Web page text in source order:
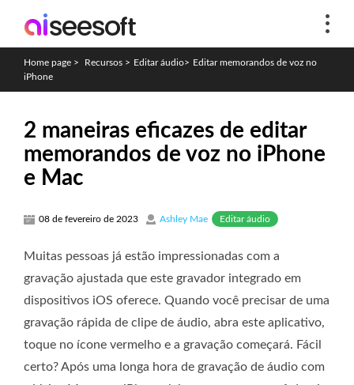
Home page > Recursos > Editar áudio> Editar memorandos de voz no
iPhone
2 maneiras eficazes de editar
memorandos de voz no iPhone
e Mac
08 de fevereiro de 2023 Ashley Mae Editar áudio
Muitas pessoas já estão impressionadas com a
gravação ajustada que este gravador integrado em
dispositivos iOS oferece. Quando você precisar de uma
gravação rápida de clipe de áudio, abra este aplicativo,
toque no ícone vermelho e a gravação começará. Fácil
certo? Após uma longa hora de gravação de áudio com